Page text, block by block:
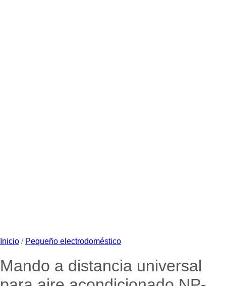
Inicio / Pequeño electrodoméstico
Mando a distancia universal